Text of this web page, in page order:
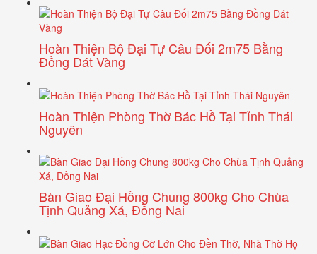
Hoàn Thiện Bộ Đại Tự Câu Đối 2m75 Bằng
Đồng Dát Vàng
Hoàn Thiện Phòng Thờ Bác Hồ Tại Tỉnh Thái
Nguyên
Bàn Giao Đại Hồng Chung 800kg Cho Chùa
Tịnh Quảng Xá, Đồng Nai